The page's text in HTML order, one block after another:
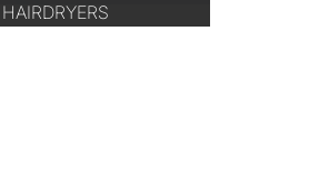
HAIRDRYERS